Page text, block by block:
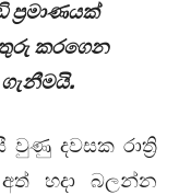
ප්‍රමාණයක්
කරගෙන
දවසක රාත්‍රි
හදා බලන්න